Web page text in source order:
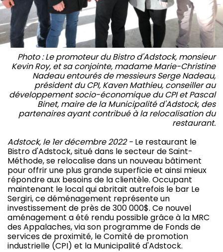
Photo : Le promoteur du Bistro d'Adstock, monsieur
Kevin Roy, et sa conjointe, madame Marie-Christine
Nadeau entourés de messieurs Serge Nadeau,
président du CPI, Kaven Mathieu, conseiller au
développement socio-économique du CPI et Pascal
Binet, maire de la Municipalité d'Adstock, des
partenaires ayant contribué à la relocalisation du
restaurant.
Adstock, le 1er décembre 2022 - Le restaurant le
Bistro d'Adstock, situé dans le secteur de Saint-
Méthode, se relocalise dans un nouveau bâtiment
pour offrir une plus grande superficie et ainsi mieux
répondre aux besoins de la clientèle. Occupant
maintenant le local qui abritait autrefois le bar Le
Sergiri, ce déménagement représente un
investissement de près de 300 000$. Ce nouvel
aménagement a été rendu possible grâce à la MRC
des Appalaches, via son programme de Fonds de
services de proximité, le Comité de promotion
industrielle (CPI) et la Municipalité d'Adstock.